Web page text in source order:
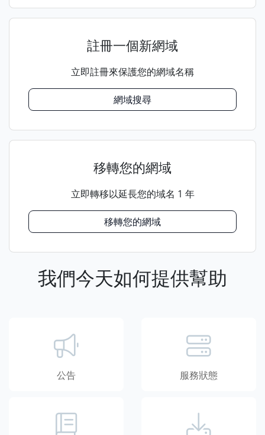
註冊一個新網域
立即註冊來保護您的網域名稱
網域搜尋
移轉您的網域
立即轉移以延長您的域名 1 年
移轉您的網域
我們今天如何提供幫助
公告 服務狀態